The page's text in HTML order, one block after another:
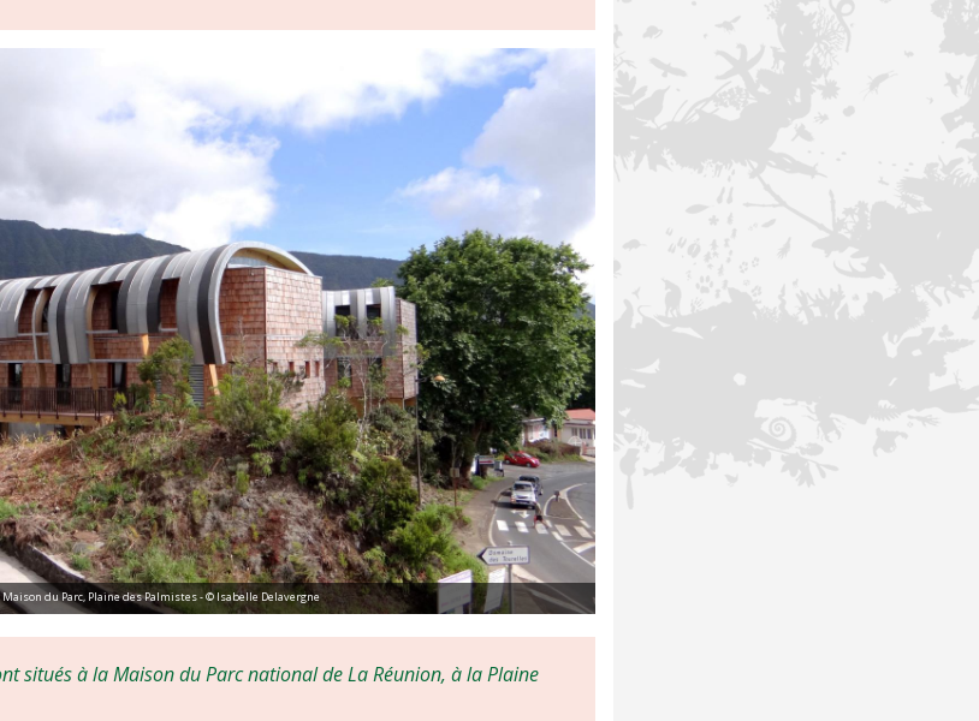
du Parc, Plaine des Palmistes - © Isabelle Delavergne
situés à la Maison du Parc national de La Réunion, à la Plaine